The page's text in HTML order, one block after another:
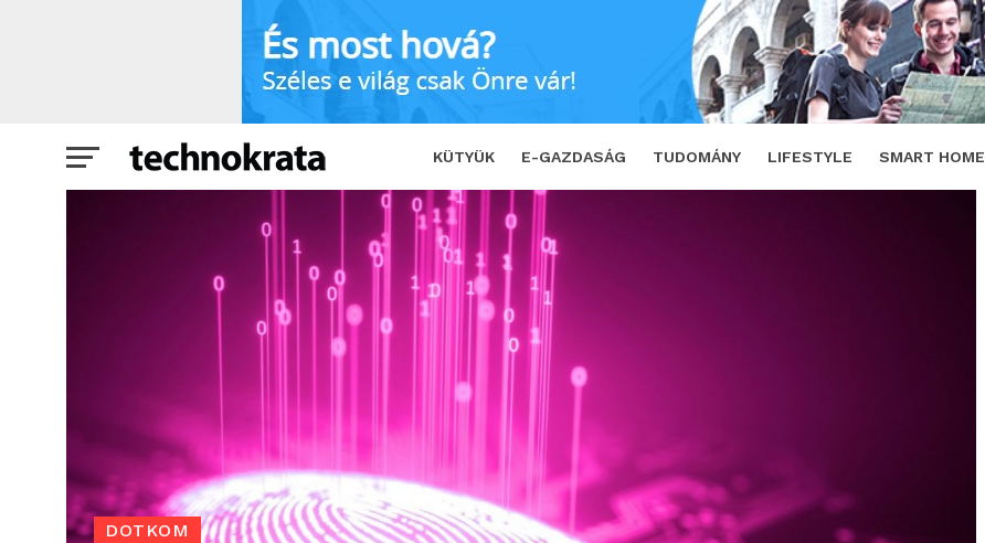
KÜTYÜK E-GAZDASÁG TUDOMÁNY LIFESTYLE SMART HOME
A Telekom mobil előfizetőinek korlátlan net jár év végéig SHARE TWEET
DOTKOM